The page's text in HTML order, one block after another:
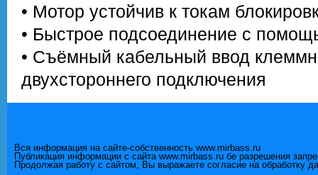
• Мотор устойчив к токам
• Быстрое подсоединение с
• Съёмный кабельный ввод
двухстороннего подключения
Вся информация на сайте-собственность www.mirbass.ru
Публикация информации с сайта www.mirbass.ru бе разрешения
Продолжая работу с сайтом, Вы выражаете согласие на обработку